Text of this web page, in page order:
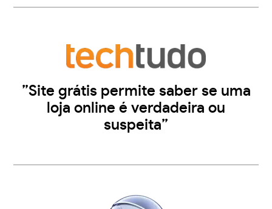
”Site grátis permite saber se uma
loja online é verdadeira ou
suspeita”